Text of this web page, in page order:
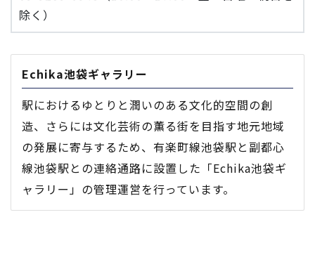
除く）
Echika池袋ギャラリー
駅におけるゆとりと潤いのある文化的空間の創
造、さらには文化芸術の薫る街を目指す地元地域
の発展に寄与するため、有楽町線池袋駅と副都心
線池袋駅との連絡通路に設置した「Echika池袋ギ
ャラリー」の管理運営を行っています。